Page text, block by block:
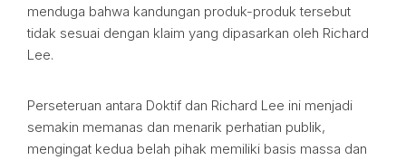
menduga bahwa kandungan produk-produk tersebut
tidak sesuai dengan klaim yang dipasarkan oleh Richard
Lee.
Perseteruan antara Doktif dan Richard Lee ini menjadi
semakin memanas dan menarik perhatian publik,
mengingat kedua belah pihak memiliki basis massa dan